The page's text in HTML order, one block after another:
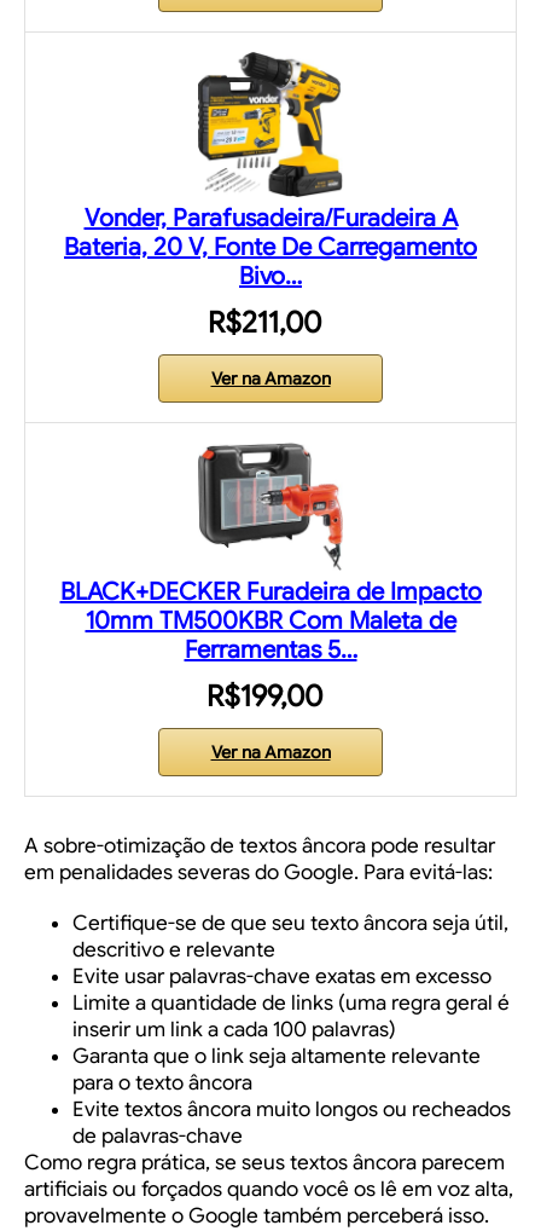
Vonder, Parafusadeira/Furadeira A
Bateria, 20 V, Fonte De Carregamento
Bivo…
R$211,00
Ver na Amazon
BLACK+DECKER Furadeira de Impacto
10mm TM500KBR Com Maleta de
Ferramentas 5…
R$199,00
Ver na Amazon
A sobre-otimização de textos âncora pode resultar
em penalidades severas do Google. Para evitá-las:
Certifique-se de que seu texto âncora seja útil,
descritivo e relevante
Evite usar palavras-chave exatas em excesso
Limite a quantidade de links (uma regra geral é
inserir um link a cada 100 palavras)
Garanta que o link seja altamente relevante
para o texto âncora
Evite textos âncora muito longos ou recheados
de palavras-chave
Como regra prática, se seus textos âncora parecem
artificiais ou forçados quando você os lê em voz alta,
provavelmente o Google também perceberá isso.